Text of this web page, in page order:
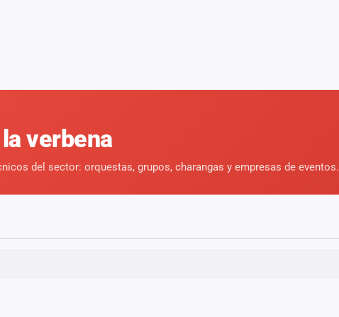
verbena
del sector: orquestas, grupos, charangas y empresas de eventos.